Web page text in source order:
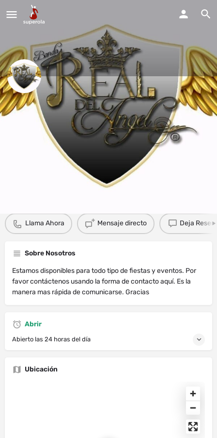
Banda Perla DE Puebla
Estamos disponibles para todo tipo de fiestas y eventos.
$0 - $0 POR EVENTO Llama Ahora
Explorar los Videos Solicitud de Reserva
Llama Ahora Mensaje directo Deja
Sobre Nosotros
Estamos disponibles para todo tipo de fiestas y eventos. Por
favor contáctenos usando la forma de contacto aquí. Es la
manera mas rápida de comunicarse. Gracias
Abrir
Abierto las 24 horas del día
Ubicación